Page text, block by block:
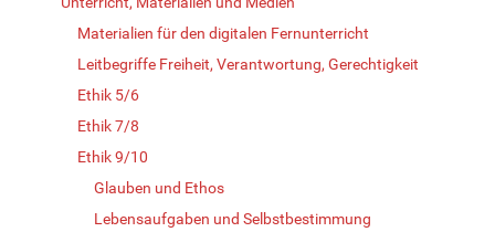
Materialien für den digitalen Fernunterricht
Leitbegriffe Freiheit, Verantwortung, Gerechtigkeit
Ethik 5/6
Ethik 7/8
Ethik 9/10
Glauben und Ethos
Lebensaufgaben und Selbstbestimmung